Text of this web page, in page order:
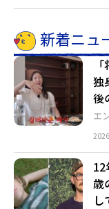
新着ニュ
エ
独
後
歳